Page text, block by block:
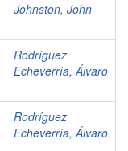
Johnston, John
Rodríguez
Echeverría, Álvaro
Rodríguez
Echeverría, Álvaro